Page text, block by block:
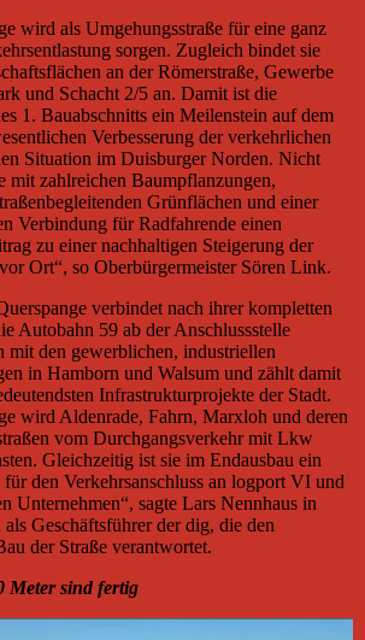
wird als Umgehungsstraße für eine ganz
sorgen. Zugleich bindet sie
an der Römerstraße, Gewerbe
und Schacht 2/5 an. Damit ist die
1. Bauabschnitts ein Meilenstein auf dem
Verbesserung der verkehrlichen
Situation im Duisburger Norden. Nicht
mit zahlreichen Baumpflanzungen,
Grünflächen und einer
Verbindung für Radfahrende einen
zu einer nachhaltigen Steigerung der
Ort“, so Oberbürgermeister Sören Link.
verbindet nach ihrer kompletten
Autobahn 59 ab der Anschlussstelle
mit den gewerblichen, industriellen
in Hamborn und Walsum und zählt damit
Infrastrukturprojekte der Stadt.
wird Aldenrade, Fahrn, Marxloh und deren
vom Durchgangsverkehr mit Lkw
Gleichzeitig ist sie im Endausbau ein
für den Verkehrsanschluss an logport VI und
Unternehmen“, sagte Lars Nennhaus in
Geschäftsführer der dig, die den
der Straße verantwortet.
Meter sind fertig